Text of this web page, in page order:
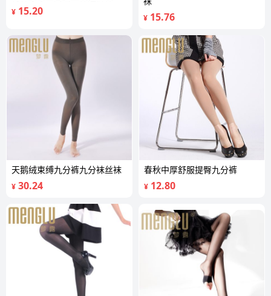
¥ 15.20
¥ 15.76
天鹅绒束缚九分裤九分袜丝袜
¥ 30.24
春秋中厚舒服提臀九分裤
¥ 12.80